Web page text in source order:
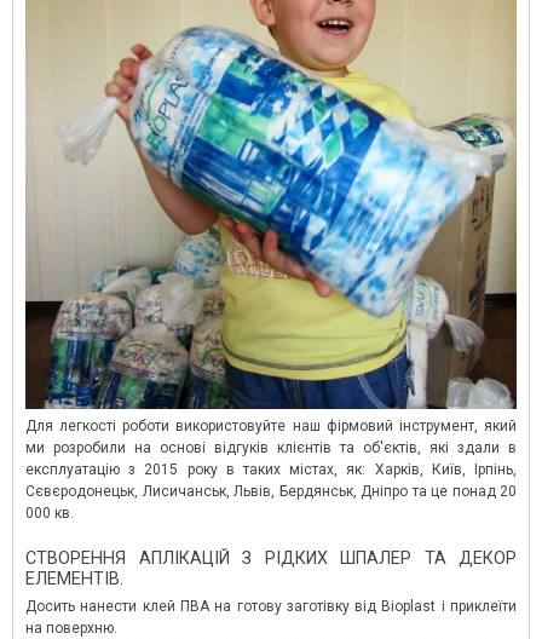
Для легкості роботи використовуйте наш фірмовий інструмент, який
ми розробили на основі відгуків клієнтів та об'єктів, які здали в
експлуатацію з 2015 року в таких містах, як: Харків, Київ, Ірпінь,
Сєвєродонецьк, Лисичанськ, Львів, Бердянськ, Дніпро та це понад 20
000 кв.
СТВОРЕННЯ АПЛІКАЦІЙ З РІДКИХ ШПАЛЕР ТА ДЕКОР
ЕЛЕМЕНТІВ.
Досить нанести клей ПВА на готову заготівку від Bioplast і приклеїти
на поверхню.